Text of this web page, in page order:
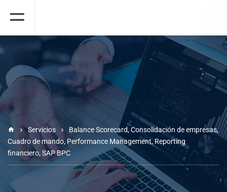
Servicios Balance Scorecard,Consolidación de empresas,
Cuadro de mando, Performance Management, Reporting
financiero, SAP BPC